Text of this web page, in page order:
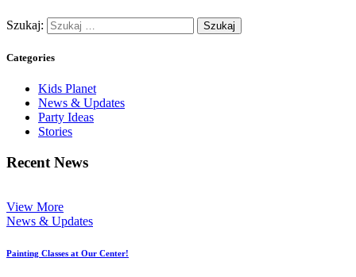
Szukaj:
Categories
Kids Planet
News & Updates
Party Ideas
Stories
Recent News
View More
News & Updates
Painting Classes at Our Center!